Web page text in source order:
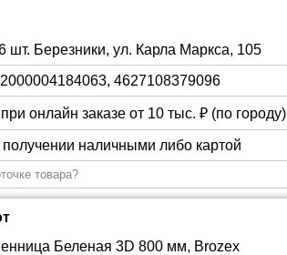
шт. Березники, ул. Карла Маркса, 105
2000004184063, 4627108379096
при онлайн заказе от 10 тыс. ₽ (по городу)
получении наличными либо картой
товара?
Беленая 3D 800 мм, Brozex